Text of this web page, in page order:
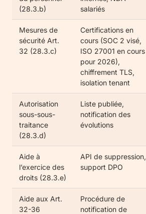
(28.3.b)
salariés
Mesures de
sécurité Art.
32 (28.3.c)
Certifications en
cours (SOC 2 visé,
ISO 27001 en cours
pour 2026),
chiffrement TLS,
isolation tenant
Autorisation
sous-sous-
traitance
(28.3.d)
Liste publiée,
notification des
évolutions
Aide à
l’exercice des
droits (28.3.e)
API de suppression,
support DPO
Aide aux Art.
32-36
Procédure de
notification de